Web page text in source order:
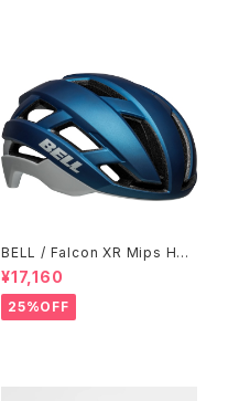
BELL / Falcon XR Mips Hel
met / Blue-Gray
¥17,160
25%OFF